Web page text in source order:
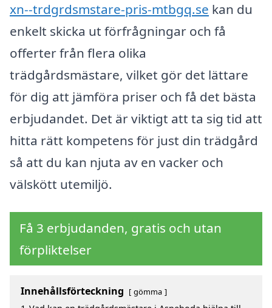
xn--trdgrdsmstare-pris-mtbgq.se kan du
enkelt skicka ut förfrågningar och få
offerter från flera olika
trädgårdsmästare, vilket gör det lättare
för dig att jämföra priser och få det bästa
erbjudandet. Det är viktigt att ta sig tid att
hitta rätt kompetens för just din trädgård
så att du kan njuta av en vacker och
välskött utemiljö.
Få 3 erbjudanden, gratis och utan
förpliktelser
Innehållsförteckning gömma